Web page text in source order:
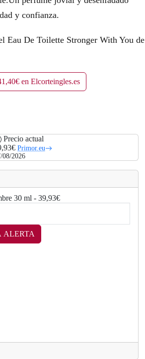
y confianza.
Eau De Toilette Stronger With You de
en Elcorteingles.es
Precio actual
Primor.eu
08/2026
30 ml - 39,93€
ALERTA